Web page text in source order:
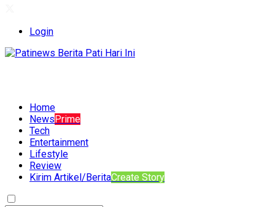
Login
Home
NewsPrime
Tech
Entertainment
Lifestyle
Review
Kirim Artikel/BeritaCreate Story